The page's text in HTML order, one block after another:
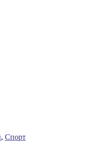
, Спорт